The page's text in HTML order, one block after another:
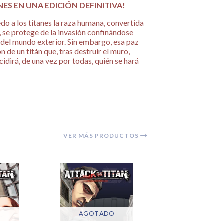
EN UNA EDICIÓN DEFINITIVA!
a los titanes la raza humana, convertida
protege de la invasión confinándose
mundo exterior. Sin embargo, esa paz
de un titán que, tras destruir el muro,
de una vez por todas, quién se hará
VER MÁS PRODUCTOS
AGOTADO